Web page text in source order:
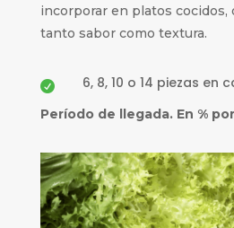
incorporar en platos cocidos,
tanto sabor como textura.
 6, 8, 10 o 14 piezas en
Período de llegada. En %